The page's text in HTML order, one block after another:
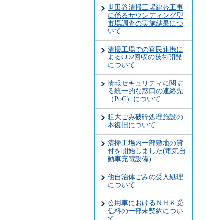
世田谷清掃工場建替工事
に係るサウンディング型
市場調査の実施結果につ
いて
清掃工場での官民連携に
よるCO2回収の技術開発
について
情報セキュリティに関す
る統一的な窓口の連絡先
（PoC）について
粗大ごみ破砕処理施設の
本復旧について
清掃工場内一部敷地の貸
付を開始しました(電気自
動車充電設備)
他自治体ごみの受入処理
について
公用車におけるＮＨＫ受
信料の一部未契約につい